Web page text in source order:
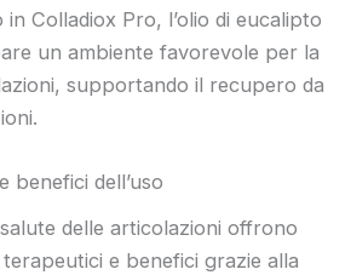
Colladiox Pro, l’olio di eucalipto
un ambiente favorevole per la
supportando il recupero da
benefici dell’uso
delle articolazioni offrono
e benefici grazie alla